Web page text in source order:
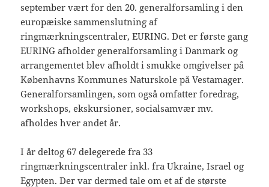
september vært for den 20. generalforsamling i den
europæiske sammenslutning af
ringmærkningscentraler, EURING. Det er første gang
EURING afholder generalforsamling i Danmark og
arrangementet blev afholdt i smukke omgivelser på
Københavns Kommunes Naturskole på Vestamager.
Generalforsamlingen, som også omfatter foredrag,
workshops, ekskursioner, socialsamvær mv.
afholdes hver andet år.
I år deltog 67 delegerede fra 33
ringmærkningscentraler inkl. fra Ukraine, Israel og
Egypten. Der var dermed tale om et af de største